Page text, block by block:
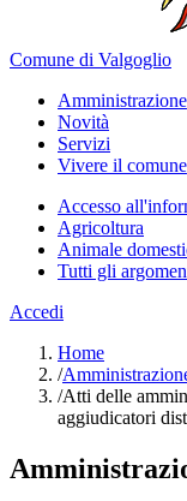
Comune di Valgoglio
Amministrazione
Novità
Servizi
Vivere il comune
Accesso
Agricoltura
Animale
Tutti gli
Accedi
Home
/
/Atti delle
aggiudicatori